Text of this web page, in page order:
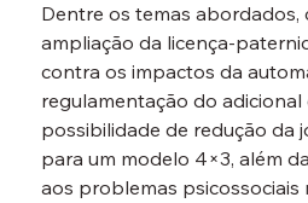
Dentre os temas abordados,
ampliação da licença-
contra os impactos da
regulamentação do adicional
possibilidade de redução da
para um modelo 4×3, além
aos problemas psicossociais